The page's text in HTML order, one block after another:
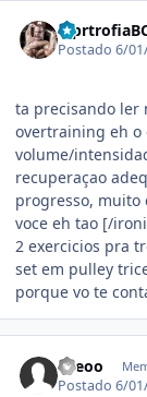
Postado6/
ta precisando ler
overtraining eh o
volume/
recuperaçao
progresso, muito
voce eh tao [/
2 exercicios pra
set em pulley
porque vo te
Leeoo
Postado6/